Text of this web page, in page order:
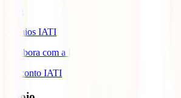
Prémios IATI
Colabora com a IATI
Desconto IATI